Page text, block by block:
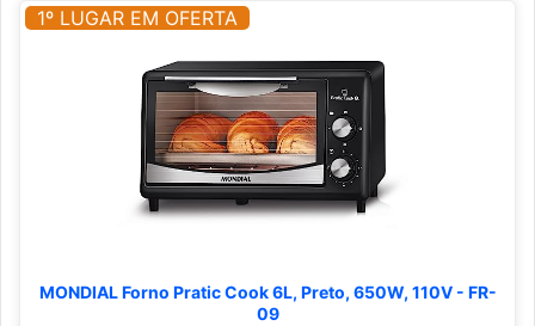
1º LUGAR EM OFERTA
MONDIAL Forno Pratic Cook 6L, Preto, 650W, 110V - FR-
09